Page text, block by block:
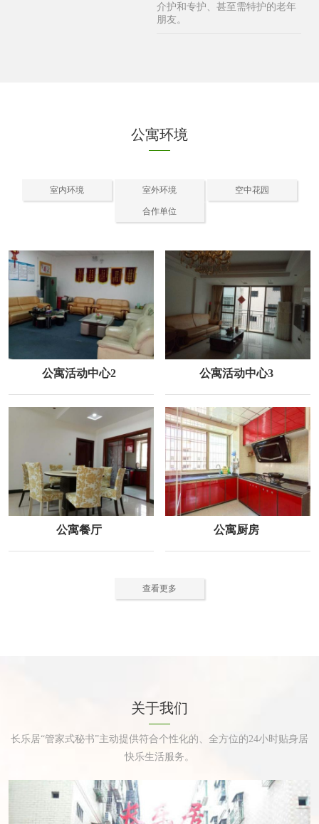
介护和专护、甚至需特护的老年
朋友。
公寓环境
室内环境 室外环境 空中花园
合作单位
公寓活动中心2 公寓活动中心3
公寓餐厅 公寓厨房
查看更多
关于我们
长乐居“管家式秘书”主动提供符合个性化的、全方位的24小时贴身居
快乐生活服务。